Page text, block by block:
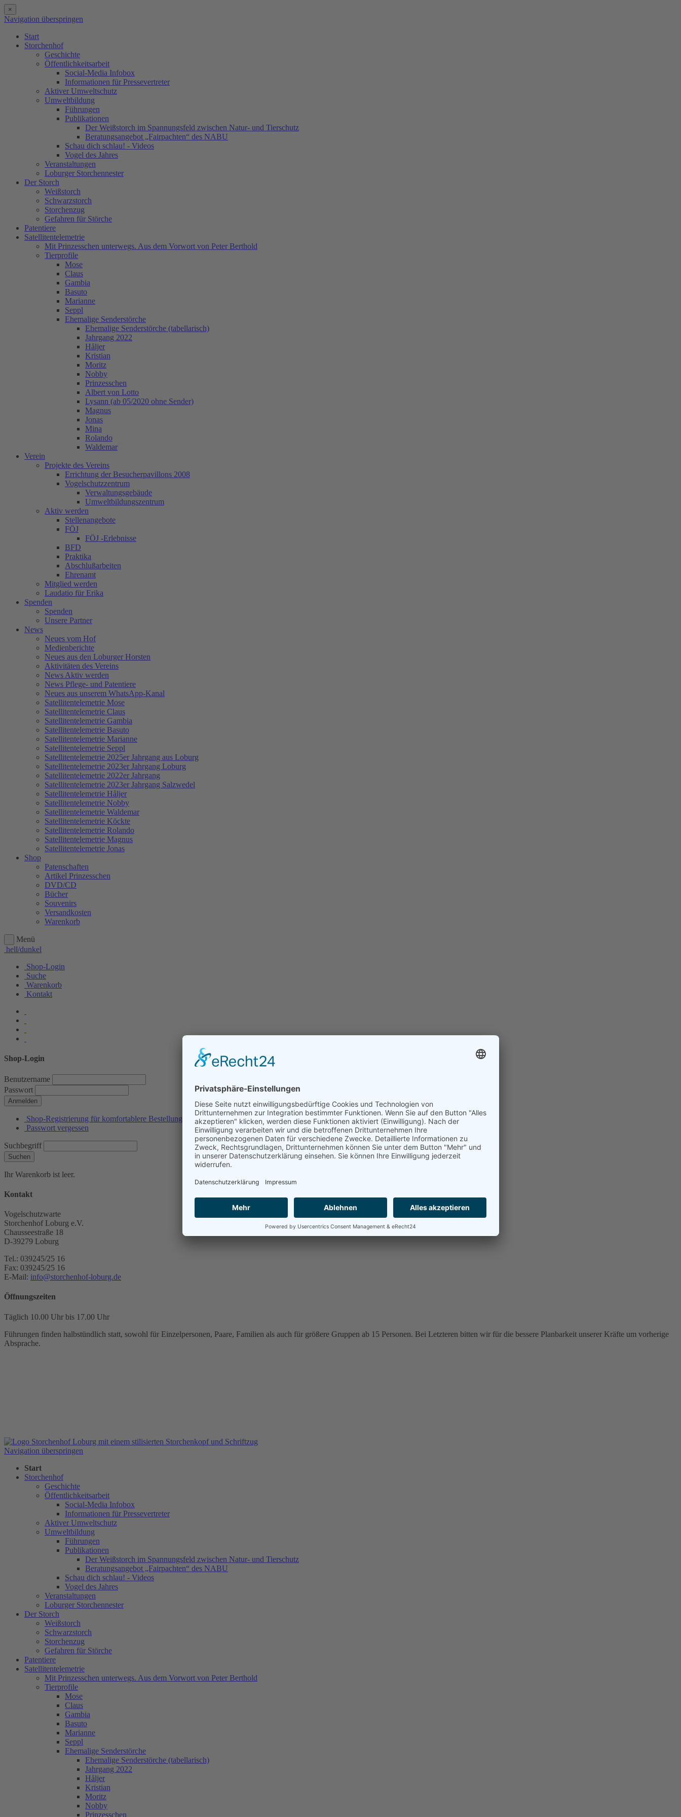
×
Navigation überspringen
Start
Storchenhof
Geschichte
Öffentlichkeitsarbeit
Social-Media Infobox
Informationen für Pressevertreter
Aktiver Umweltschutz
Umweltbildung
Führungen
Publikationen
Der Weißstorch im Spannungsfeld zwischen Natur- und Tierschutz
Beratungsangebot „Fairpachten“ des NABU
Schau dich schlau! - Videos
Vogel des Jahres
Veranstaltungen
Loburger Storchennester
Der Storch
Weißstorch
Schwarzstorch
Storchenzug
Gefahren für Störche
Patentiere
Satellitentelemetrie
Mit Prinzesschen unterwegs. Aus dem Vorwort von Peter Berthold
Tierprofile
Mose
Claus
Gambia
Basuto
Marianne
Seppl
Ehemalige Senderstörche
Ehemalige Senderstörche (tabellarisch)
Jahrgang 2022
Håljer
Kristian
Moritz
Nobby
Prinzesschen
Albert von Lotto
Lysann (ab 05/2020 ohne Sender)
Magnus
Jonas
Mina
Rolando
Waldemar
Verein
Projekte des Vereins
Errichtung der Besucherpavillons 2008
Vogelschutzzentrum
Verwaltungsgebäude
Umweltbildungszentrum
Aktiv werden
Stellenangebote
FÖJ
FÖJ -Erlebnisse
BFD
Praktika
Abschlußarbeiten
Ehrenamt
Mitglied werden
Laudatio für Erika
Spenden
Spenden
Unsere Partner
News
Neues vom Hof
Medienberichte
Neues aus den Loburger Horsten
Aktivitäten des Vereins
News Aktiv werden
News Pflege- und Patentiere
Neues aus unserem WhatsApp-Kanal
Satellitentelemetrie Mose
Satellitentelemetrie Claus
Satellitentelemetrie Gambia
Satellitentelemetrie Basuto
Satellitentelemetrie Marianne
Satellitentelemetrie Seppl
Satellitentelemetrie 2025er Jahrgang aus Loburg
Satellitentelemetrie 2023er Jahrgang Loburg
Satellitentelemetrie 2022er Jahrgang
Satellitentelemetrie 2023er Jahrgang Salzwedel
Satellitentelemetrie Håljer
Satellitentelemetrie Nobby
Satellitentelemetrie Waldemar
Satellitentelemetrie Köckte
Satellitentelemetrie Rolando
Satellitentelemetrie Magnus
Satellitentelemetrie Jonas
Shop
Patenschaften
Artikel Prinzesschen
DVD/CD
Bücher
Souvenirs
Versandkosten
Warenkorb
Menü
hell/dunkel
Shop-Login
Suche
Warenkorb
Kontakt
Shop-Login
Benutzername
Passwort
Anmelden
Shop-Registrierung für komfortablere Bestellungen
Passwort vergessen
Suchbegriff
Suchen
Ihr Warenkorb ist leer.
Kontakt
Vogelschutzwarte
Storchenhof Loburg e.V.
Chausseestraße 18
D-39279 Loburg
Tel.: 039245/25 16
Fax: 039245/25 16
E-Mail: info@storchenhof-loburg.de
Öffnungszeiten
Täglich 10.00 Uhr bis 17.00 Uhr
Führungen finden halbstündlich statt, sowohl für Einzelpersonen, Paare, Familien als auch für größere Gruppen ab 15 Personen. Bei Letzteren bitten wir für die bessere Planbarkeit unserer Kräfte um vorherige
Absprache.
Navigation überspringen
Start
Storchenhof
Geschichte
Öffentlichkeitsarbeit
Social-Media Infobox
Informationen für Pressevertreter
Aktiver Umweltschutz
Umweltbildung
Führungen
Publikationen
Der Weißstorch im Spannungsfeld zwischen Natur- und Tierschutz
Beratungsangebot „Fairpachten“ des NABU
Schau dich schlau! - Videos
Vogel des Jahres
Veranstaltungen
Loburger Storchennester
Der Storch
Weißstorch
Schwarzstorch
Storchenzug
Gefahren für Störche
Patentiere
Satellitentelemetrie
Mit Prinzesschen unterwegs. Aus dem Vorwort von Peter Berthold
Tierprofile
Mose
Claus
Gambia
Basuto
Marianne
Seppl
Ehemalige Senderstörche
Ehemalige Senderstörche (tabellarisch)
Jahrgang 2022
Håljer
Kristian
Moritz
Nobby
Prinzesschen